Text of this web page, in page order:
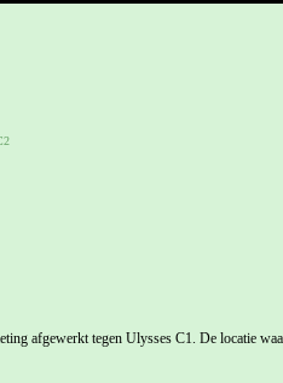
afgewerkt tegen Ulysses C1. De locatie